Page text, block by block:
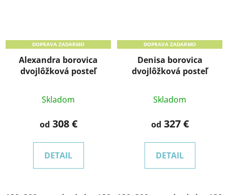
DOPRAVA ZADARMO
Alexandra borovica
dvojlôžková posteľ
Skladom
od 308 €
DETAIL
DOPRAVA ZADARMO
Denisa borovica
dvojlôžková posteľ
Skladom
od 327 €
DETAIL